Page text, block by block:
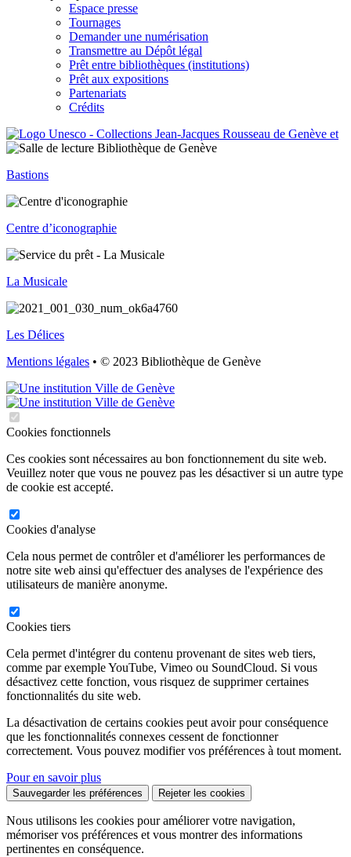
Espace presse
Tournages
Demander une numérisation
Transmettre au Dépôt légal
Prêt entre bibliothèques (institutions)
Prêt aux expositions
Partenariats
Crédits
Bastions
Centre d’iconographie
La Musicale
Les Délices
Mentions légales • © 2023 Bibliothèque de Genève
Cookies fonctionnels
Ces cookies sont nécessaires au bon fonctionnement du site web.
Veuillez noter que vous ne pouvez pas les désactiver si un autre type
de cookie est accepté.
Cookies d'analyse
Cela nous permet de contrôler et d'améliorer les performances de
notre site web ainsi qu'effectuer des analyses de l'expérience des
utilisateurs de manière anonyme.
Cookies tiers
Cela permet d'intégrer du contenu provenant de sites web tiers,
comme par exemple YouTube, Vimeo ou SoundCloud. Si vous
désactivez cette fonction, vous risquez de supprimer certaines
fonctionnalités du site web.
La désactivation de certains cookies peut avoir pour conséquence
que les fonctionnalités connexes cessent de fonctionner
correctement. Vous pouvez modifier vos préférences à tout moment.
Pour en savoir plus
Sauvegarder les préférences Rejeter les cookies
Nous utilisons les cookies pour améliorer votre navigation,
mémoriser vos préférences et vous montrer des informations
pertinentes en conséquence.